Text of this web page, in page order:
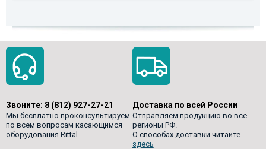
Звоните: 8 (812) 927-27-21
Мы бесплатно проконсультируем
по всем вопросам касающимся
оборудования Rittal.
Доставка по всей России
Отправляем продукцию во все
регионы РФ.
О способах доставки читайте
здесь